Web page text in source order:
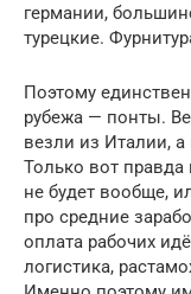
германии,
турецкие.
Поэтому
рубежа — понты.
везли из Италии, а
Только вот правда
не будет вообще,
про средние
оплата рабочих
логистика,